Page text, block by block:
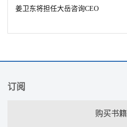
姜卫东将担任大岳咨询CEO
订阅
购买书籍